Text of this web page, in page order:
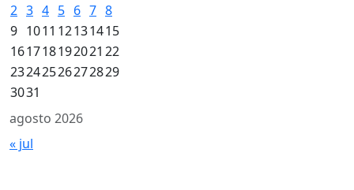
agosto 2026
2 3 4 5 6 7 8
9 1011 12131415
161718192021 22
23242526272829
3031
« jul